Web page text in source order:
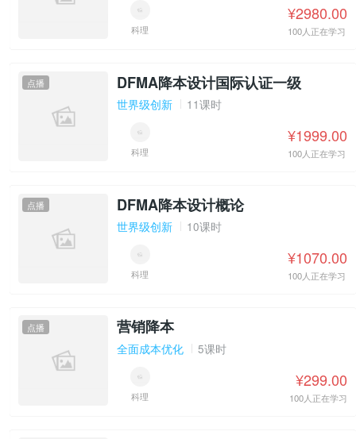
科理
¥2980.00
100人正在学习
点播 DFMA降本设计国际认证一级
世界级创新 11课时
科理
¥1999.00
100人正在学习
点播 DFMA降本设计概论
世界级创新 10课时
科理
¥1070.00
100人正在学习
点播 营销降本
全面成本优化 5课时
科理
¥299.00
100人正在学习